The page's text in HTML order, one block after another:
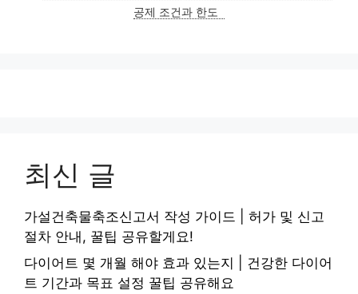
공제 조건과 한도
최신 글
가설건축물축조신고서 작성 가이드 | 허가 및 신고
절차 안내, 꿀팁 공유할게요!
다이어트 몇 개월 해야 효과 있는지 | 건강한 다이어
트 기간과 목표 설정 꿀팁 공유해요